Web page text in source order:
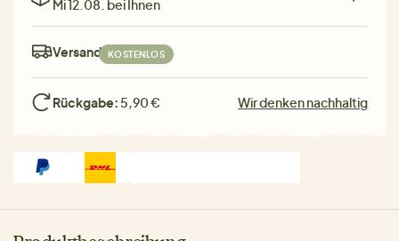
Mi 12.08. bei Ihnen
Versand: KOSTENLOS
Rückgabe: 5,90 € Wir denken nachhaltig